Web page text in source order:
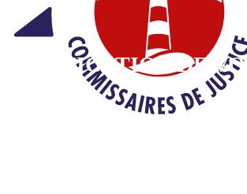
SIGNIFICATION DE VOS